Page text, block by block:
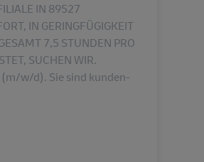
IN 89527
IN GERINGFÜGIGKEIT
7,5 STUNDEN PRO
SUCHEN WIR.
w/d). Sie sind kunden-